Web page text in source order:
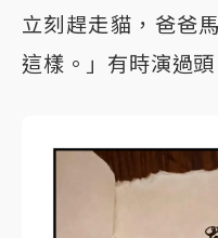
立刻趕走貓，爸爸
這樣。」有時演過